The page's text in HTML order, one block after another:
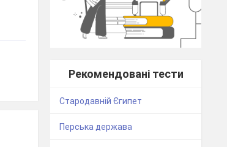
Рекомендовані тести
Стародавній Єгипет
Перська держава